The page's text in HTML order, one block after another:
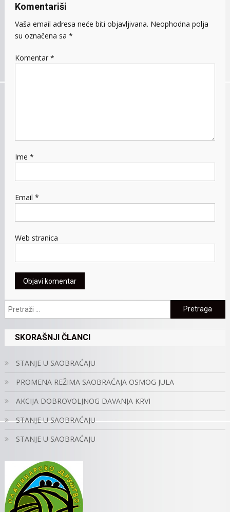
Komentariši
Vaša email adresa neće biti objavljivana. Neophodna polja
su označena sa *
Komentar *
Ime *
Email *
Web stranica
Pretraga:
SKORAŠNJI ČLANCI
STANJE U SAOBRAĆAJU
PROMENA REŽIMA SAOBRAĆAJA OSMOG JULA
AKCIJA DOBROVOLJNOG DAVANJA KRVI
STANJE U SAOBRAĆAJU
STANJE U SAOBRAĆAJU